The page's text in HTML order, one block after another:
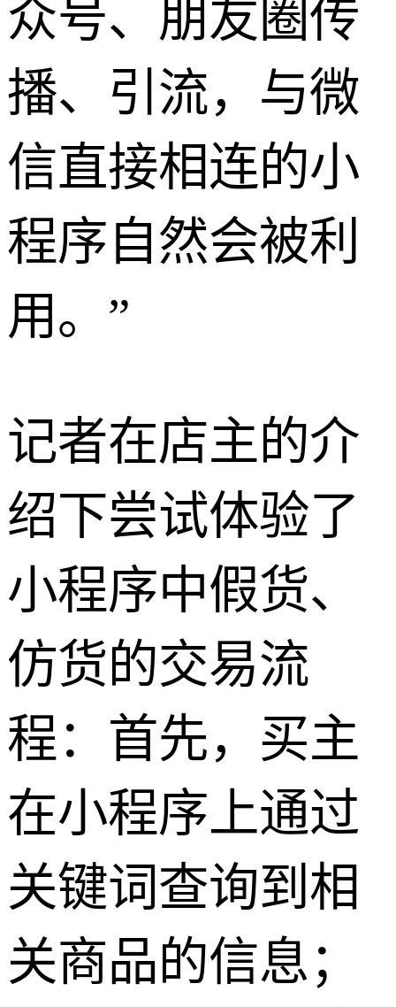
众号、朋友圈传
播、引流，与微
信直接相连的小
程序自然会被利
用。”
记者在店主的介
绍下尝试体验了
小程序中假货、
仿货的交易流
程：首先，买主
在小程序上通过
关键词查询到相
关商品的信息；